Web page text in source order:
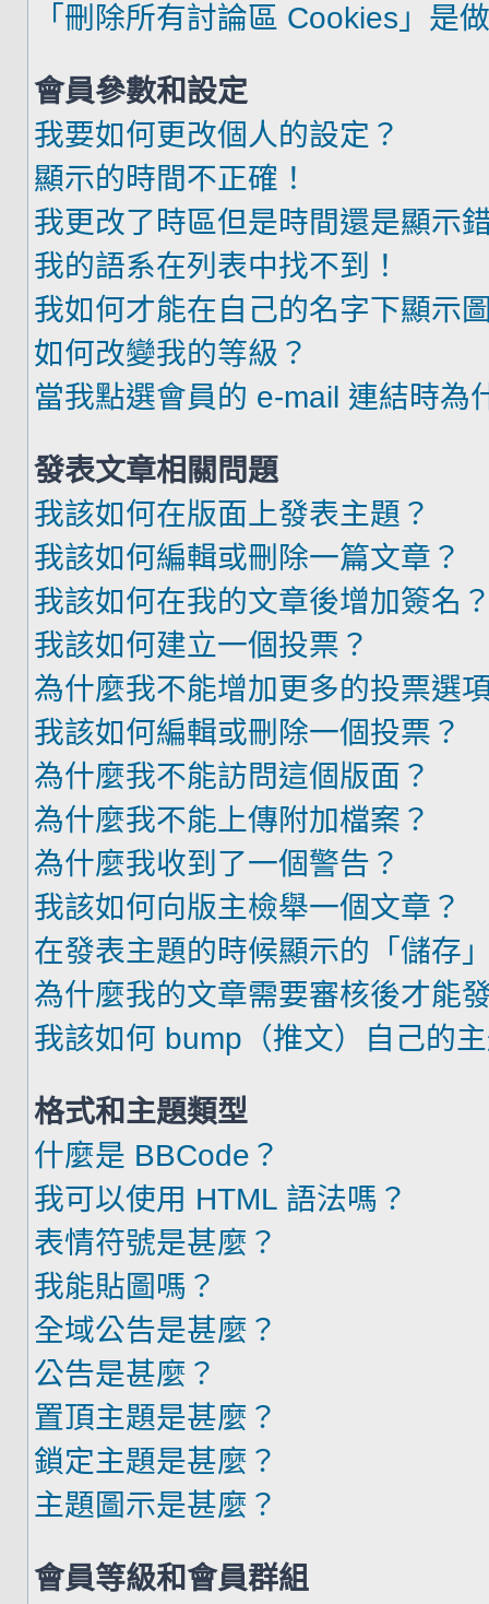
「刪除所有討論區 Cookies」是
會員參數和設定
我要如何更改個人的設定？
顯示的時間不正確！
我更改了時區但是時間還是顯示
我的語系在列表中找不到！
我如何才能在自己的名字下顯示
如何改變我的等級？
當我點選會員的 e-mail 連結時為
發表文章相關問題
我該如何在版面上發表主題？
我該如何編輯或刪除一篇文章？
我該如何在我的文章後增加簽名
我該如何建立一個投票？
為什麼我不能增加更多的投票選
我該如何編輯或刪除一個投票？
為什麼我不能訪問這個版面？
為什麼我不能上傳附加檔案？
為什麼我收到了一個警告？
我該如何向版主檢舉一個文章？
在發表主題的時候顯示的「儲存
為什麼我的文章需要審核後才能
我該如何 bump（推文）自己的
格式和主題類型
什麼是 BBCode？
我可以使用 HTML 語法嗎？
表情符號是甚麼？
我能貼圖嗎？
全域公告是甚麼？
公告是甚麼？
置頂主題是甚麼？
鎖定主題是甚麼？
主題圖示是甚麼？
會員等級和會員群組